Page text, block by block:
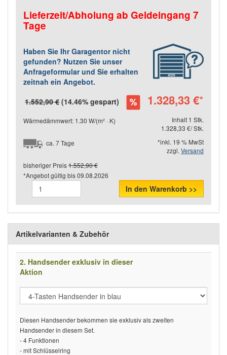
Lieferzeit/Abholung ab Geldeingang 7
Tage
Haben Sie Ihr Garagentor nicht
gefunden? Nutzen Sie unser
Anfrageformular und Sie erhalten
zeitnah ein Angebot.
1.552,90 € (14.46% gespart) 1.328,33 €*
Wärmedämmwert: 1.30 W/(m² · K)
Inhalt 1 Stk.
1.328,33 €/ Stk.
ca. 7 Tage
*inkl. 19 % MwSt
zzgl. Versand
bisheriger Preis1.552,90 €
*Angebot gültig bis09.08.2026
In den Warenkorb >>
Artikelvarianten & Zubehör
2. Handsender exklusiv in dieser
Aktion
Diesen Handsender bekommen sie exklusiv als zweiten
Handsender in diesem Set.
- 4 Funktionen
- mit Schlüsselring